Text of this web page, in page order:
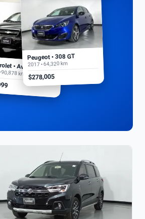
• Aveo
km
Peugeot • 308 GT
2017 • 64,320 km
$278,005